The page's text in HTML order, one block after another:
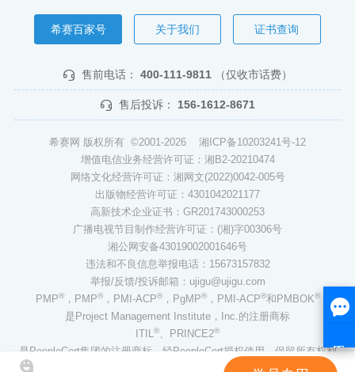
希赛百家号 关于我们 证书查询
售前电话： 400-111-9811 （仅收市话费）
售后投诉： 156-1612-8671
希赛网 版权所有 ©2001-2026 湘ICP备10203241号-12
增值电信业务经营许可证：湘B2-20210474
网络文化经营许可证：湘网文(2022)0042-005号
出版物经营许可证：4301042021177
高新技术企业证书：GR201743000253
广播电视节目制作经营许可证：(湘)字00306号
湘公网安备43019002001646号
违法和不良信息举报电话：15673157832
举报/反馈/投诉邮箱：ujigu@ujigu.com
PMP®，PMP®，PMI-ACP®，PgMP®，PMI-ACP®和PMBOK®
是Project Management Institute，Inc.的注册商标
ITIL®、PRINCE2®
是PeopleCert集团的注册商标，经PeopleCert授权使用，保留所有权利